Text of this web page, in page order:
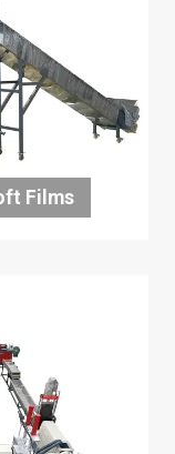
Films